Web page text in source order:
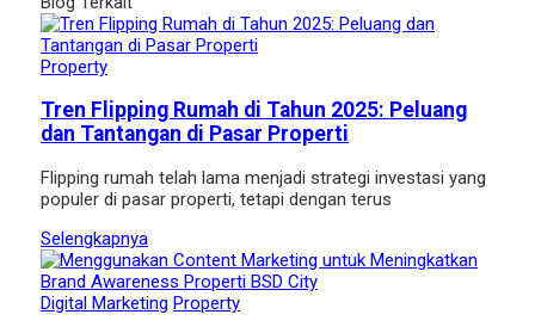
Property
Tren Flipping Rumah di Tahun 2025: Peluang
dan Tantangan di Pasar Properti
Flipping rumah telah lama menjadi strategi investasi yang
populer di pasar properti, tetapi dengan terus
Selengkapnya
Digital Marketing Property